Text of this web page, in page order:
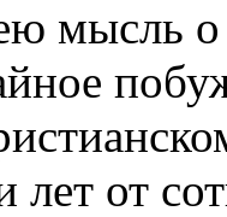
мысль
лет от